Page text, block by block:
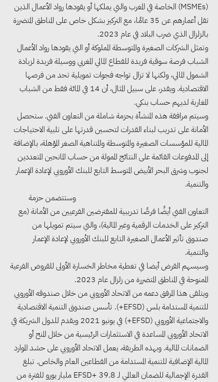
(MSMEs) الخاصة في المغرب والتي يملكها أو يقودها رواد الأعمال الذين
تقل أعمارهم عن 35 عامًا، مع التركيز بشكل خاص على المناطق المتضررة
بالزلزال الذي ضرب البلاد في عام 2023.
وتمثل الشركات الصغيرة والمتوسطة المملوكة أو التي يقودها رواد الأعمال
الشباب فرصة سوقية فريدة للقطاع المالي المغربي ووسيلة فريدة لزيادة
الشمول المالي، ولكنها لا تزال تواجه فجوات تمويلية تحد من فرصها
الاقتصادية. ويقدر، على سبيل المثال، أن 14 في المائة فقط من الشباب
المغاربة لديهم حساب بنكي.
وسيتم مرافقة هذه المنشأة بحزمة شاملة من التعاون الفني. ستحصل
الأمانة على تدريب لبناء القدرات لتحسين قدرتها على تلبية الاحتياجات
المالية للمؤسسات الصغيرة والمتوسطة والمتناهية الصغر المؤهلة، بالإضافة
إلى المدفوعات القائمة على النتائج الممولة من حساب المانحين المتعددين
لجنوب وشرق البحر الأبيض المتوسط ​​التابع للبنك الأوروبي لإعادة الإعمار
والتنمية.
وستتضمن حزمة
التعاون الفني أيضًا فرصًا تدريبية للمقترضين الفرعيين من الأمانة (مع
التركيز على الخدمات الرقمية وغير المالية)، والتي سيتم تمويلها من
صندوق تأثير الأعمال الصغيرة التابع للبنك الأوروبي لإعادة الإعمار
والتنمية.
وسيسهم القرض أيضا في تغطية مخاطر الخسارة الأولى للقروض الفرعية
الممنوحة في المناطق المتضررة من زلزال عام 2023.
ويتلقى هذا المرفق دعمه من الاتحاد الأوروبي من خلال صندوقه الأوروبي
للتنمية المستدامة بلس (EFSD+). تأسس صندوق التنمية الاقتصادية
والاجتماعية الأوروبي (EFSD+) في يونيو 2021 ويقدم للدول الشريكة في
الاتحاد الأوروبي المساعدة في الاستثمارات الرئيسية من خلال المنح أو
الضمانات المالية. وبهذه الطريقة، يعمل الاتحاد الأوروبي على حشد الموارد
المالية الإضافية للتنمية المستدامة من القطاعين العام والخاص. تبلغ
القدرة الإجمالية للضمان العالمي لـ EFSD+ 39.8 مليار يورو للفترة من